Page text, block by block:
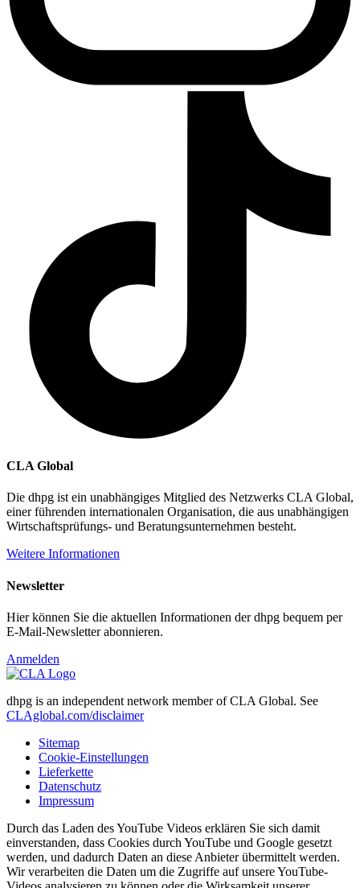
CLA Global
Die dhpg ist ein unabhängiges Mitglied des Netzwerks CLA Global,
einer führenden internationalen Organisation, die aus unabhängigen
Wirtschaftsprüfungs- und Beratungsunternehmen besteht.
Weitere Informationen
Newsletter
Hier können Sie die aktuellen Informationen der dhpg bequem per
E-Mail-Newsletter abonnieren.
Anmelden
dhpg is an independent network member of CLA Global. See
CLAglobal.com/disclaimer
Sitemap
Cookie-Einstellungen
Lieferkette
Datenschutz
Impressum
Durch das Laden des YouTube Videos erklären Sie sich damit
einverstanden, dass Cookies durch YouTube und Google gesetzt
werden, und dadurch Daten an diese Anbieter übermittelt werden.
Wir verarbeiten die Daten um die Zugriffe auf unsere YouTube-